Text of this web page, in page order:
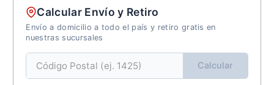
Calcular Envío y Retiro
Envío a domicilio a todo el país y retiro gratis en
nuestras sucursales
Calcular